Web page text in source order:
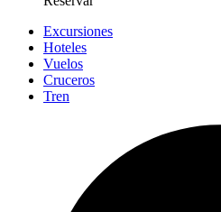
Excursiones
Hoteles
Vuelos
Cruceros
Tren